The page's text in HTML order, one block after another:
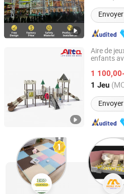
Aire de
enfants
1
1 Jeu
Wenzhou Alita Technology Co.,
Zhejiang, China